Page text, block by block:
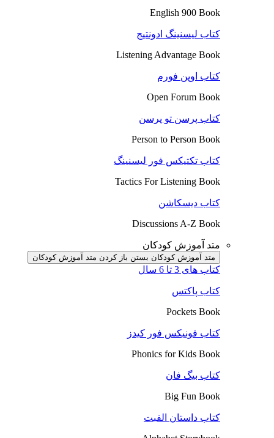
English 900 Book
کتاب لیسنینگ ادونتیج
Listening Advantage Book
کتاب اوپن فورم
Open Forum Book
کتاب پرسن تو پرسن
Person to Person Book
کتاب تکتیکس فور لیسنینگ
Tactics For Listening Book
کتاب دیسکاشن
Discussions A-Z Book
متد آموزش کودکان
متد آموزش کودکان بستن باز کردن متد آموزش کودکان
کتاب های 3 تا 6 سال
کتاب پاکتس
Pockets Book
کتاب فونیکس فور کیدز
Phonics for Kids Book
کتاب بیگ فان
Big Fun Book
کتاب داستان الفبت